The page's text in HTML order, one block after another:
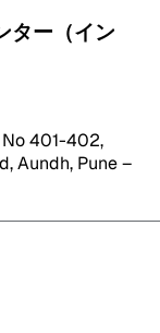
ター（イン
401-402,
Aundh, Pune –